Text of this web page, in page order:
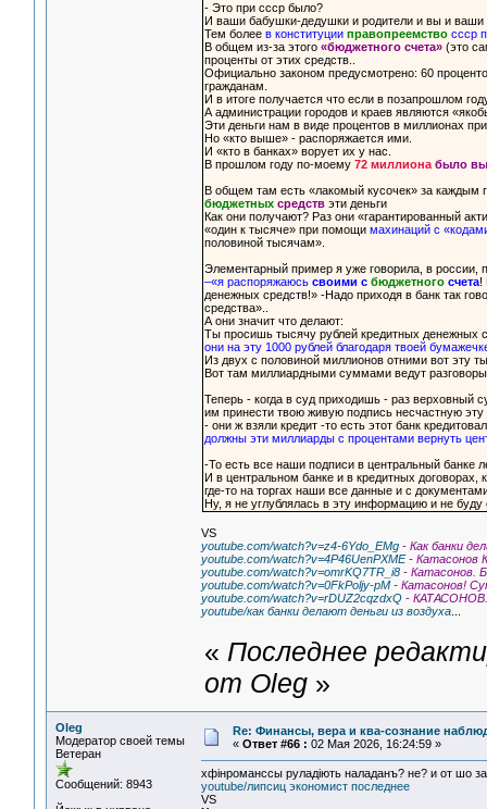
- Это при ссср было?
И ваши бабушки-дедушки и родители и вы и ваши
Тем более в конституции правопреемство ссср
В общем из-за этого «бюджетного счета» (это
проценты от этих средств..
Официально законом предусмотрено: 60
гражданам.
И в итоге получается что если в позапрошлом
А администрации городов и краев являются
Эти деньги нам в виде процентов в миллионах
Но «кто выше» - распоряжается ими.
И «кто в банках» ворует их у нас.
В прошлом году по-моему 72 миллиона было
В общем там есть «лакомый кусочек» за каждым
бюджетных средств эти деньги
Как они получают? Раз они «гарантированный
«один к тысяче» при помощи махинаций с
половиной тысячам».
Элементарный пример я уже говорила, в россии,
–«я распоряжаюсь своими с бюджетного счета!
денежных средств!» -Надо приходя в банк так
средства»..
А они значит что делают:
Ты просишь тысячу рублей кредитных денежных
они на эту 1000 рублей благодаря твоей
Из двух с половиной миллионов отними вот эту
Вот там миллиардными суммами ведут
Теперь - когда в суд приходишь - раз верховный
им принести твою живую подпись несчастную эту
- они ж взяли кредит -то есть этот банк
должны эти миллиарды с процентами вернуть
-То есть все наши подписи в центральный банке
И в центральном банке и в кредитных
где-то на торгах наши все данные и с
Ну, я не углублялась в эту информацию и не
VS
youtube.com/watch?v=z4-6Ydo_EMg - Как банки
youtube.com/watch?v=4P46UenPXME - Катасонов
youtube.com/watch?v=omrKQ7TR_i8 - Катасонов.
youtube.com/watch?v=0FkPoljy-pM - Катасонов!
youtube.com/watch?v=rDUZ2cqzdxQ - КАТАСОНОВ.
youtube/как банки делают деньги из воздуха
« Последнее
от Oleg »
Oleg
Модератор своей темы
Ветеран
Сообщений: 8943
Re: Финансы, вера и ква-сознание
« Ответ #66 : 02 Мая 2026, 16:24:59 »
хфiнроманссы руладiють наладанъ? не? и от шо
youtube/липсиц экономист последнее
VS